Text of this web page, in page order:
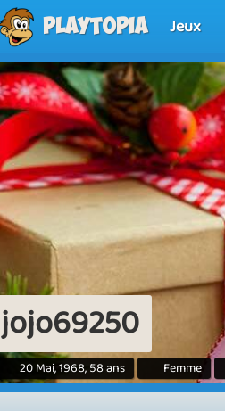
Playtopia Jeux
jojo69250
20 Mai, 1968, 58 ans Femme